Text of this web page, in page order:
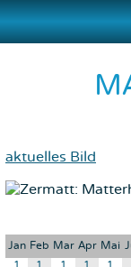
aktuelles Bild
Jan Feb Mar Apr Mai